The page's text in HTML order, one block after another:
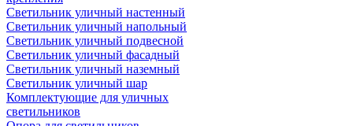
Светильник уличный настенный
Светильник уличный напольный
Светильник уличный подвесной
Светильник уличный фасадный
Светильник уличный наземный
Cветильник уличный шар
Комплектующие для уличных
светильников